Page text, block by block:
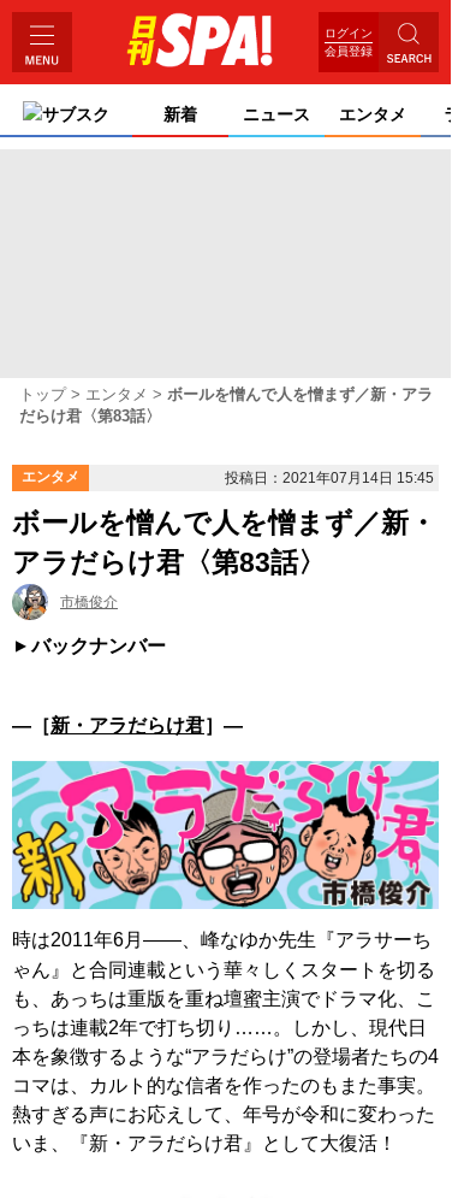
ログイン
会員登録
サブスク 新着 ニュース エンタメ ライ
トップ エンタメ
ボールを憎んで人を憎まず／新・アラ
だらけ君〈第83話〉
エンタメ 投稿日：2021年07月14日 15:45
ボールを憎んで人を憎まず／新・
アラだらけ君〈第83話〉
市橋俊介
バックナンバー
―［新・アラだらけ君］―
時は2011年6月――、峰なゆか先生『アラサーち
ゃん』と合同連載という華々しくスタートを切る
も、あっちは重版を重ね壇蜜主演でドラマ化、こ
っちは連載2年で打ち切り……。しかし、現代日
本を象徴するような“アラだらけ”の登場者たちの4
コマは、カルト的な信者を作ったのもまた事実。
熱すぎる声にお応えして、年号が令和に変わった
いま、『新・アラだらけ君』として大復活！